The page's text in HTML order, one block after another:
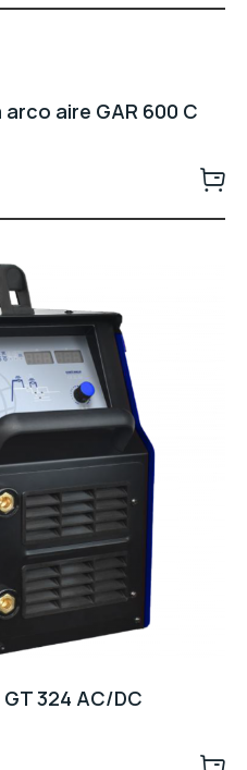
aire GAR 600 C
324 AC/DC